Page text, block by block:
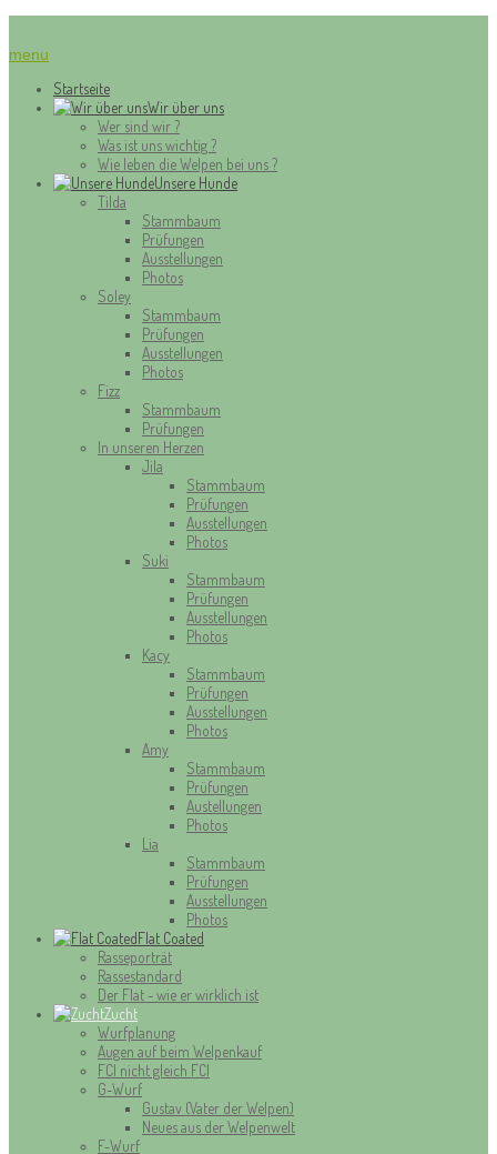
menu
Startseite
Wir über uns
Wer sind wir ?
Was ist uns wichtig ?
Wie leben die Welpen bei uns ?
Unsere Hunde
Tilda
Stammbaum
Prüfungen
Ausstellungen
Photos
Soley
Stammbaum
Prüfungen
Ausstellungen
Photos
Fizz
Stammbaum
Prüfungen
In unseren Herzen
Jila
Stammbaum
Prüfungen
Ausstellungen
Photos
Suki
Stammbaum
Prüfungen
Ausstellungen
Photos
Kacy
Stammbaum
Prüfungen
Ausstellungen
Photos
Amy
Stammbaum
Prüfungen
Austellungen
Photos
Lia
Stammbaum
Prüfungen
Ausstellungen
Photos
Flat Coated
Rasseporträt
Rassestandard
Der Flat - wie er wirklich ist
Zucht
Wurfplanung
Augen auf beim Welpenkauf
FCI nicht gleich FCI
G-Wurf
Gustav (Vater der Welpen)
Neues aus der Welpenwelt
F-Wurf